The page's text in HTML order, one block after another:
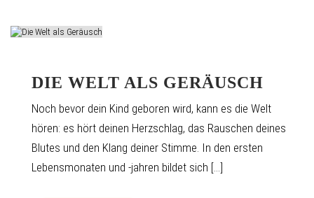
DIE WELT ALS GERÄUSCH
Noch bevor dein Kind geboren wird, kann es die Welt
hören: es hört deinen Herzschlag, das Rauschen deines
Blutes und den Klang deiner Stimme. In den ersten
Lebensmonaten und -jahren bildet sich [...]